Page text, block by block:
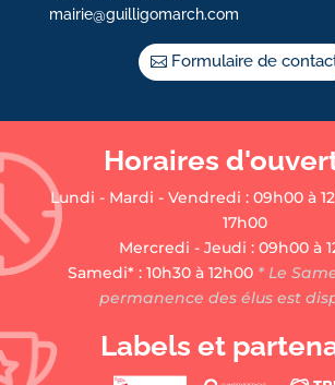
mairie@guilligomarch.com
Formulaire de
Horaires
Lundi - Mardi - Vendredi : 09h00 à
17h00
Mercredi - Jeudi : 09h00 à
Samedi* : 10h30 à 12h00* Le
permanence des élus est
Labels et